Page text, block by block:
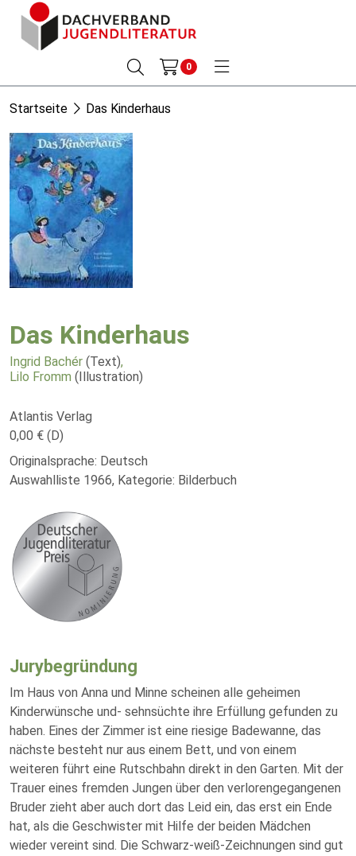
0
Startseite Das Kinderhaus
Das Kinderhaus
Ingrid Bachér (Text),
Lilo Fromm (Illustration)
Atlantis Verlag
0,00 € (D)
Originalsprache: Deutsch
Auswahlliste 1966, Kategorie: Bilderbuch
Jurybegründung
Im Haus von Anna und Minne scheinen alle geheimen
Kinderwünsche und- sehnsüchte ihre Erfüllung gefunden zu
haben. Eines der Zimmer ist eine riesige Badewanne, das
nächste besteht nur aus einem Bett, und von einem
weiteren führt eine Rutschbahn direkt in den Garten. Mit der
Trauer eines fremden Jungen über den verlorengegangenen
Bruder zieht aber auch dort das Leid ein, das erst ein Ende
hat, als die Geschwister mit Hilfe der beiden Mädchen
wieder vereint sind. Die Schwarz-weiß-Zeichnungen sind gut